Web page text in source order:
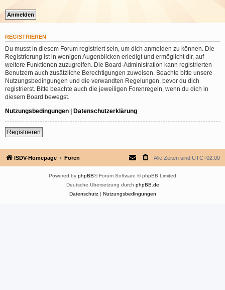
REGISTRIEREN
Du musst in diesem Forum registriert sein, um dich anmelden zu können. Die
Registrierung ist in wenigen Augenblicken erledigt und ermöglicht dir, auf
weitere Funktionen zuzugreifen. Die Board-Administration kann registrierten
Benutzern auch zusätzliche Berechtigungen zuweisen. Beachte bitte unsere
Nutzungsbedingungen und die verwandten Regelungen, bevor du dich
registrierst. Bitte beachte auch die jeweiligen Forenregeln, wenn du dich in
diesem Board bewegst.
Nutzungsbedingungen | Datenschutzerklärung
Registrieren
ISDV-Homepage Foren Alle Zeiten sind UTC+02:00
Powered by phpBB® Forum Software © phpBB Limited
Deutsche Übersetzung durch phpBB.de
Datenschutz| Nutzungsbedingungen